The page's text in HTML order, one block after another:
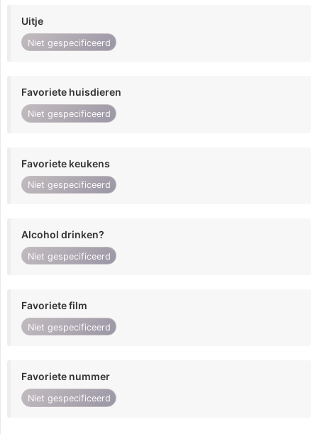
Uitje
Niet gespecificeerd
Favoriete huisdieren
Niet gespecificeerd
Favoriete keukens
Niet gespecificeerd
Alcohol drinken?
Niet gespecificeerd
Favoriete film
Niet gespecificeerd
Favoriete nummer
Niet gespecificeerd